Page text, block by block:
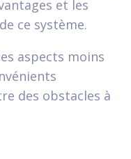
et les
ce système.
aspects moins
des obstacles à